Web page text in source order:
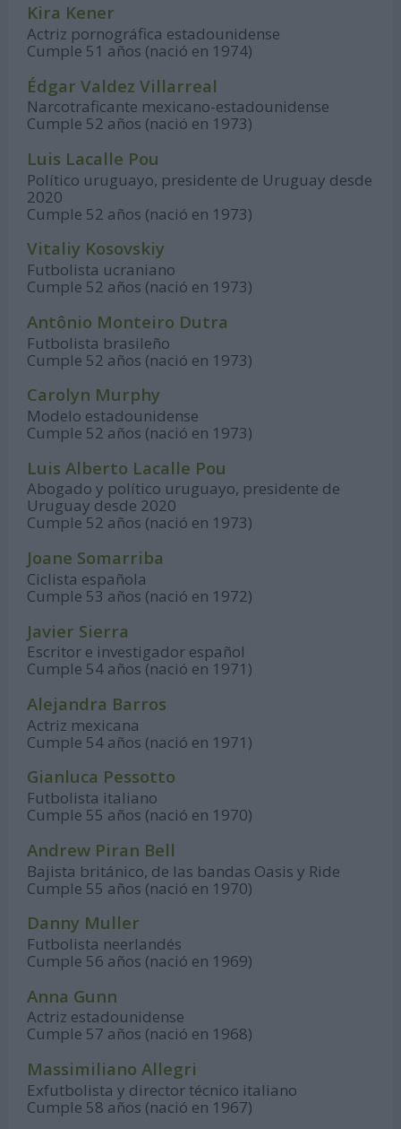
Kira Kener
Actriz pornográfica estadounidense
Cumple 51 años (nació en 1974)
Édgar Valdez Villarreal
Narcotraficante mexicano-estadounidense
Cumple 52 años (nació en 1973)
Luis Lacalle Pou
Político uruguayo, presidente de Uruguay desde
2020
Cumple 52 años (nació en 1973)
Vitaliy Kosovskiy
Futbolista ucraniano
Cumple 52 años (nació en 1973)
Antônio Monteiro Dutra
Futbolista brasileño
Cumple 52 años (nació en 1973)
Carolyn Murphy
Modelo estadounidense
Cumple 52 años (nació en 1973)
Luis Alberto Lacalle Pou
Abogado y político uruguayo, presidente de
Uruguay desde 2020
Cumple 52 años (nació en 1973)
Joane Somarriba
Ciclista española
Cumple 53 años (nació en 1972)
Javier Sierra
Escritor e investigador español
Cumple 54 años (nació en 1971)
Alejandra Barros
Actriz mexicana
Cumple 54 años (nació en 1971)
Gianluca Pessotto
Futbolista italiano
Cumple 55 años (nació en 1970)
Andrew Piran Bell
Bajista británico, de las bandas Oasis y Ride
Cumple 55 años (nació en 1970)
Danny Muller
Futbolista neerlandés
Cumple 56 años (nació en 1969)
Anna Gunn
Actriz estadounidense
Cumple 57 años (nació en 1968)
Massimiliano Allegri
Exfutbolista y director técnico italiano
Cumple 58 años (nació en 1967)